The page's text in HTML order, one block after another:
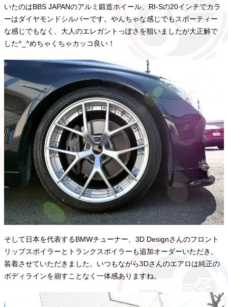
いたのはBBS JAPANのアルミ鍛造ホイール、RI-Sの20インチでカラ
ーはダイヤモンドシルバーです。やんちゃな感じでもスポーティー
な感じでもなく、大人のエレガントっぽさを狙いましたが大正解で
した^_^めちゃくちゃカッコ良い！
そして日本を代表するBMWチューナー、3D Designさんのフロント
リップスポイラーとトランクスポイラーも追加オーダーいただき、
装着させていただきました。いつもながら3Dさんのエアロは純正の
ボディラインを崩すことなく一体感ありますね。